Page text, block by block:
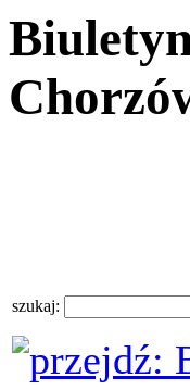
szukaj: